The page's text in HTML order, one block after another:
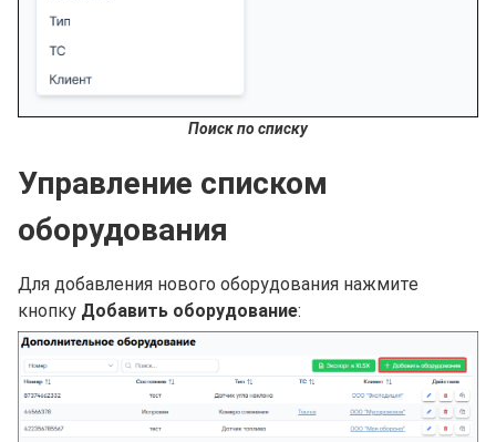
Поиск по списку
Управление списком
оборудования
Для добавления нового оборудования нажмите
кнопку Добавить оборудование: